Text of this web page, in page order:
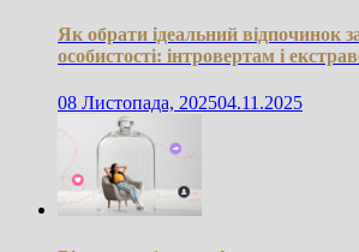
Як обрати ідеальний відпочинок
особистості: інтровертам і
08 Листопада, 202504.11.2025